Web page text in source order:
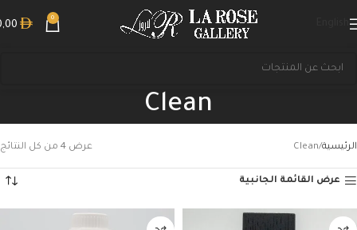
0
Clean
الرئيسية Clean عرض ⁦4⁩ من كل النتائج
عرض القائمة الجانبية